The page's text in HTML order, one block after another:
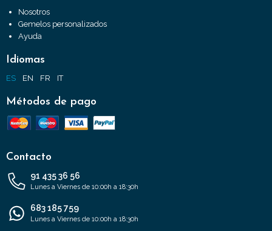
Nosotros
Gemelos personalizados
Ayuda
Idiomas
ES EN FR IT
Métodos de pago
Contacto
91 435 36 56
Lunes a Viernes de 10:00h a 18:30h
683 185 759
Lunes a Viernes de 10:00h a 18:30h